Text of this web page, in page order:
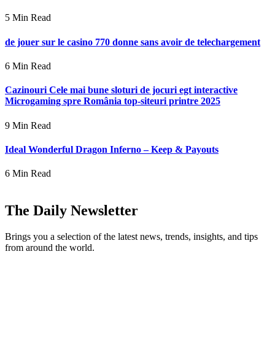
5 Min Read
de jouer sur le casino 770 donne sans avoir de telechargement
6 Min Read
Cazinouri Cele mai bune sloturi de jocuri egt interactive
Microgaming spre România top-siteuri printre 2025
9 Min Read
Ideal Wonderful Dragon Inferno – Keep & Payouts
6 Min Read
The Daily Newsletter
Brings you a selection of the latest news, trends, insights, and tips
from around the world.